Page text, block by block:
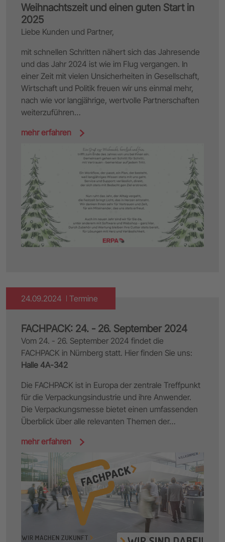
Weihnachtszeit und einen guten Start in
2025
Liebe Kunden und Partner,
mit schnellen Schritten nähert sich das Jahresende
und das Jahr 2024 ist wie im Flug vergangen. In
einer Zeit mit vielen Unsicherheiten in Gesellschaft,
Wirtschaft und Politik freuen wir uns einmal mehr,
nach wie vor langjährige, wertvolle Partnerschaften
weiterzuführen…
mehr erfahren
24.09.2024 Termine
FACHPACK: 24. - 26. September 2024
Vom 24. - 26. September 2024 findet die
FACHPACK in Nürnberg statt. Hier finden Sie uns:
Halle 4A-342
Die FACHPACK ist in Europa der zentrale Treffpunkt
für die Verpackungsindustrie und ihre Anwender.
Die Verpackungsmesse bietet einen umfassenden
Überblick über alle relevanten Themen der…
mehr erfahren